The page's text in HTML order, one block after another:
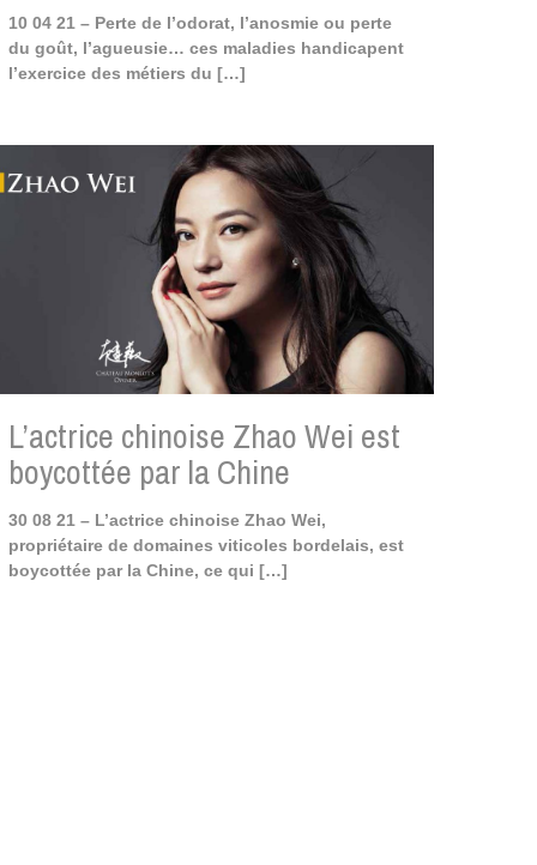
10 04 21 – Perte de l’odorat, l’anosmie ou perte
du goût, l’agueusie… ces maladies handicapent
l’exercice des métiers du […]
L’actrice chinoise Zhao Wei est
boycottée par la Chine
30 08 21 – L’actrice chinoise Zhao Wei,
propriétaire de domaines viticoles bordelais, est
boycottée par la Chine, ce qui […]